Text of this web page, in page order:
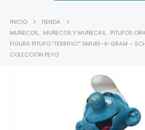
INICIO
TIENDA
MUÑECOS, MUÑECOS Y MUÑECAS, PITUFOS
FIGURA PITUFO “TERRIFIC!” SMURF-A-GRAM –
COLECCIÓN PEYO